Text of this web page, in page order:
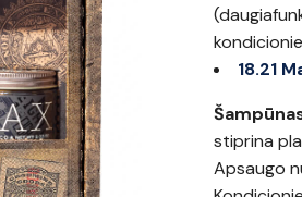
18.21
stiprina
Apsaugo